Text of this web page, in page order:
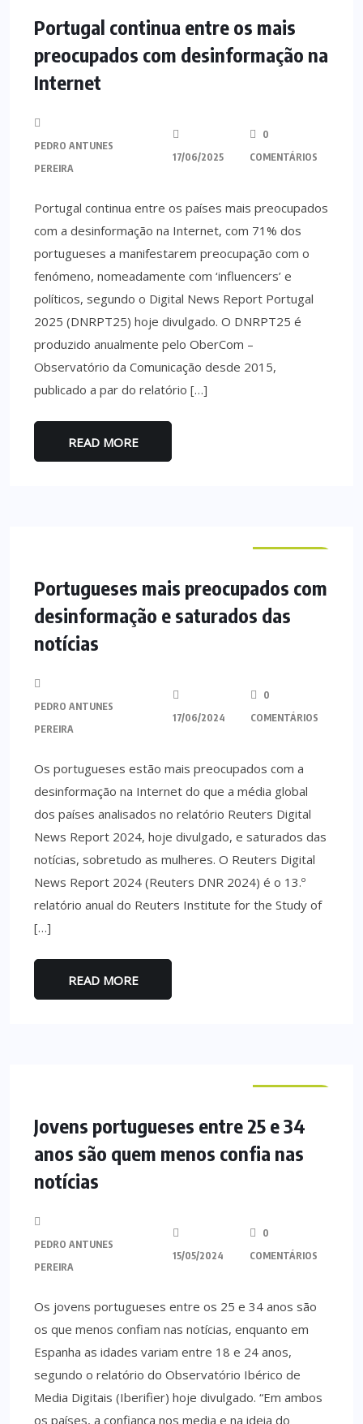
Portugal continua entre os mais
preocupados com desinformação na
Internet
PEDRO ANTUNES
PEREIRA
17/06/2025
0
COMENTÁRIOS
Portugal continua entre os países mais preocupados
com a desinformação na Internet, com 71% dos
portugueses a manifestarem preocupação com o
fenómeno, nomeadamente com ‘influencers’ e
políticos, segundo o Digital News Report Portugal
2025 (DNRPT25) hoje divulgado. O DNRPT25 é
produzido anualmente pelo OberCom –
Observatório da Comunicação desde 2015,
publicado a par do relatório […]
READ MORE
Portugueses mais preocupados com
desinformação e saturados das
notícias
PEDRO ANTUNES
PEREIRA
17/06/2024
0
COMENTÁRIOS
Os portugueses estão mais preocupados com a
desinformação na Internet do que a média global
dos países analisados no relatório Reuters Digital
News Report 2024, hoje divulgado, e saturados das
notícias, sobretudo as mulheres. O Reuters Digital
News Report 2024 (Reuters DNR 2024) é o 13.º
relatório anual do Reuters Institute for the Study of
[…]
READ MORE
Jovens portugueses entre 25 e 34
anos são quem menos confia nas
notícias
PEDRO ANTUNES
PEREIRA
15/05/2024
0
COMENTÁRIOS
Os jovens portugueses entre os 25 e 34 anos são
os que menos confiam nas notícias, enquanto em
Espanha as idades variam entre 18 e 24 anos,
segundo o relatório do Observatório Ibérico de
Media Digitais (Iberifier) hoje divulgado. “Em ambos
os países, a confiança nos media e na ideia do